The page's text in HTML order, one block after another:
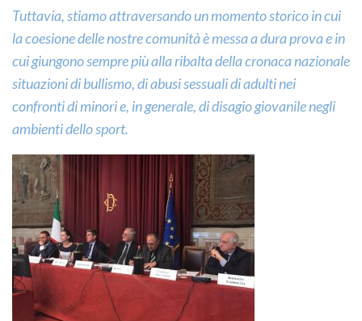
Tuttavia, stiamo attraversando un momento storico in cui
la coesione delle nostre comunità è messa a dura prova e in
cui giungono sempre più alla ribalta della cronaca nazionale
situazioni di bullismo, di abusi sessuali di adulti nei
confronti di minori e, in generale, di disagio giovanile negli
ambienti dello sport.